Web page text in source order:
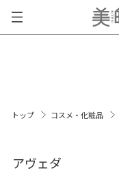
トップ コスメ・化粧品
アヴェダ